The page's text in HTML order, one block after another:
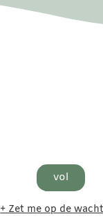
vol
+ Zet me op de